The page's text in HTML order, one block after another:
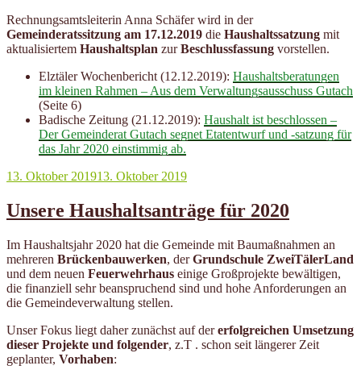
Rechnungsamtsleiterin Anna Schäfer wird in der
Gemeinderatssitzung am 17.12.2019 die Haushaltssatzung mit
aktualisiertem Haushaltsplan zurBeschlussfassung vorstellen.
Elztäler Wochenbericht (12.12.2019): Haushaltsberatungen
im kleinen Rahmen – Aus dem Verwaltungsausschuss Gutach
(Seite 6)
Badische Zeitung (21.12.2019): Haushalt ist beschlossen –
Der Gemeinderat Gutach segnet Etatentwurf und -satzung für
das Jahr 2020 einstimmig ab.
Veröffentlicht
13. Oktober 201913. Oktober 2019
Unsere Haushaltsanträge für 2020
Im Haushaltsjahr 2020 hat die Gemeinde mit Baumaßnahmen an
mehreren Brückenbau­werken, derGrundschule ZweiTälerLand
und dem neuen Feuerwehrhaus einige Groß­projekte bewältigen,
die finanziell sehr beanspruchend sind und hohe Anforderungen an
die Gemeindeverwaltung stellen.
Unser Fokus liegt daher zunächst auf dererfolgreichen Umsetzung
dieser Projekte und folgen­der, z.T . schon seit längerer Zeit
geplanter, Vorhaben: